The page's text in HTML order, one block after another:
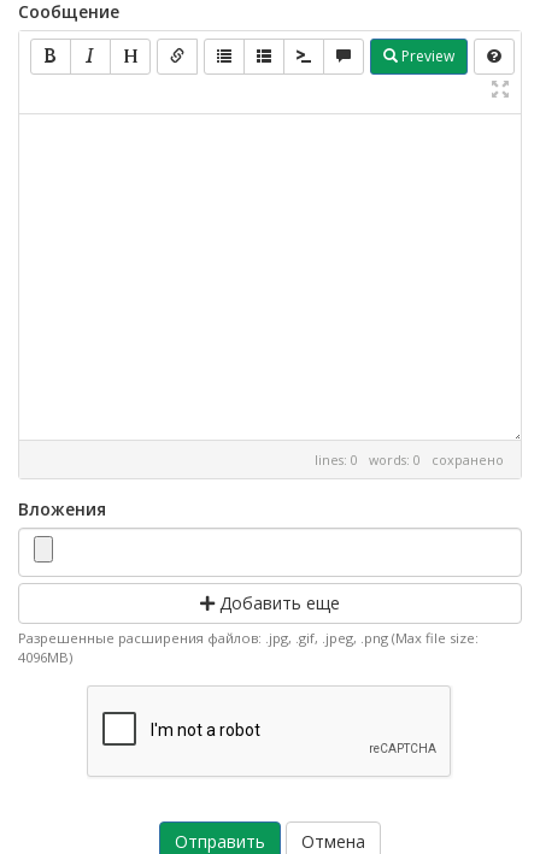
Сообщение
Preview
lines: 0 words: 0 сохранено
Вложения
Добавить еще
Разрешенные расширения файлов: .jpg, .gif, .jpeg, .png (Max file size:
4096MB)
Отмена